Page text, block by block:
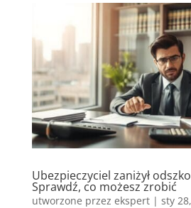
Ubezpieczyciel zaniżył
Sprawdź, co możesz zrobić
utworzone przez ekspert| sty